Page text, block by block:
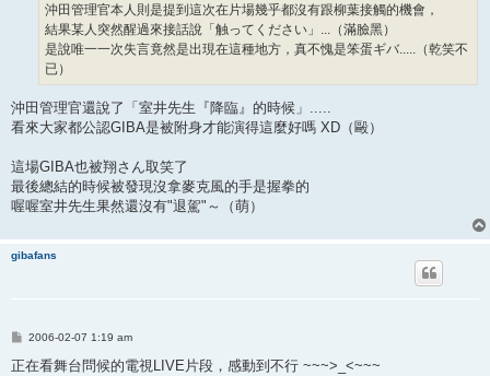
沖田管理官本人則是提到這次在片場幾乎都沒有跟柳葉接觸的機會，
結果某人突然醒過來接話說「触ってください」...（滿臉黑）
是說唯一一次失言竟然是出現在這種地方，真不愧是笨蛋ギバ.....（乾笑不
已）
沖田管理官還說了「室井先生『降臨』的時候」.....
看來大家都公認GIBA是被附身才能演得這麼好嗎 XD（毆）
這場GIBA也被翔さん取笑了
最後總結的時候被發現沒拿麥克風的手是握拳的
喔喔室井先生果然還沒有"退駕"～（萌）
gibafans
P
s
2006-02-07 1:19 am
正在看舞台問候的電視LIVE片段，感動到不行 ~~~>_<~~~